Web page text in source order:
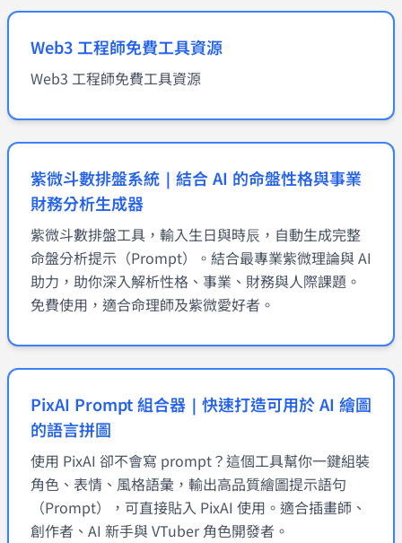
Web3 工程師免費工具資源
Web3 工程師免費工具資源
紫微斗數排盤系統｜結合 AI 的命盤性格與事業
財務分析生成器
紫微斗數排盤工具，輸入生日與時辰，自動生成完整
命盤分析提示（Prompt）。結合最專業紫微理論與 AI
助力，助你深入解析性格、事業、財務與人際課題。
免費使用，適合命理師及紫微愛好者。
PixAI Prompt 組合器｜快速打造可用於 AI 繪圖
的語言拼圖
使用 PixAI 卻不會寫 prompt？這個工具幫你一鍵組裝
角色、表情、風格語彙，輸出高品質繪圖提示語句
（Prompt），可直接貼入 PixAI 使用。適合插畫師、
創作者、AI 新手與 VTuber 角色開發者。